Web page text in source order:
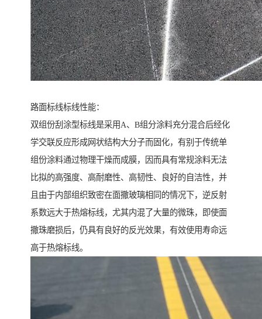
路面标线标线性能：
双组份刮涂型标线是采用A、B组分涂料充分混合后经化
学交联反应形成网状结构大分子而固化，有别于传统单
组份涂料通过物理干燥而成膜，因而具有常规涂料无法
比拟的高强度、高耐磨性、高韧性、良好的自洁性，并
且由于内部组织致密在面撒玻璃相同的情况下，逆反射
系数远大于热熔标线，尤其内混了大量的微珠，即使面
撒珠磨损后，仍具有良好的反光效果，有效使用寿命远
高于热熔标线。